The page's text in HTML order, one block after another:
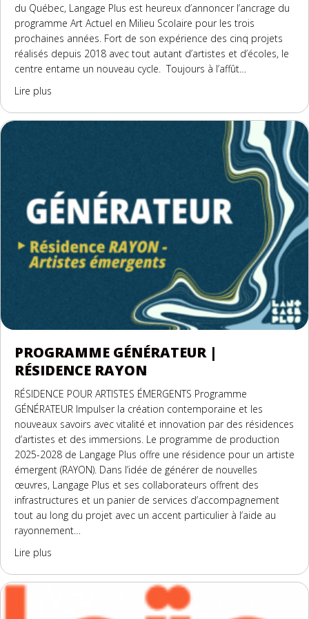
du Québec, Langage Plus est heureux d’annoncer l’ancrage du
programme Art Actuel en Milieu Scolaire pour les trois
prochaines années. Fort de son expérience des cinq projets
réalisés depuis 2018 avec tout autant d’artistes et d’écoles, le
centre entame un nouveau cycle. Toujours à l’affût…
Lire plus
PROGRAMME GÉNÉRATEUR |
RÉSIDENCE RAYON
RÉSIDENCE POUR ARTISTES ÉMERGENTS Programme
GÉNÉRATEUR Impulser la création contemporaine et les
nouveaux savoirs avec vitalité et innovation par des résidences
d’artistes et des immersions. Le programme de production
2025-2028 de Langage Plus offre une résidence pour un artiste
émergent (RAYON). Dans l’idée de générer de nouvelles
œuvres, Langage Plus et ses collaborateurs offrent des
infrastructures et un panier de services d’accompagnement
tout au long du projet avec un accent particulier à l’aide au
rayonnement…
Lire plus